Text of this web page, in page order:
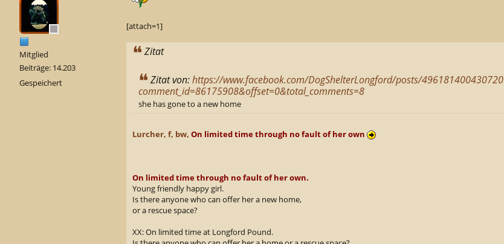
Mitglied
Beiträge: 14.203
Gespeichert
[attach=1]
Zitat
Zitat von:https://www.facebook.com/DogShelterLongford/posts/
comment_id=86175908&offset=0&total_comments=8
she has gone to a new home
Lurcher, f, bw, On limited time through no fault of her own
On limited time through no fault of her own.
Young friendly happy girl.
Is there anyone who can offer her a new home,
or a rescue space?
XX: On limited time at Longford Pound.